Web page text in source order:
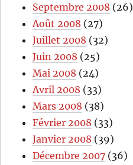
Septembre 2008 (26)
Août 2008 (27)
Juillet 2008 (32)
Juin 2008 (25)
Mai 2008 (24)
Avril 2008 (33)
Mars 2008 (38)
Février 2008 (33)
Janvier 2008 (39)
Décembre 2007 (36)